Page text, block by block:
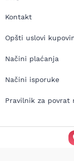
Kontakt
Opšti uslovi
Načini plaćanja
Načini isporuke
Pravilnik za povrat
Copyright ©